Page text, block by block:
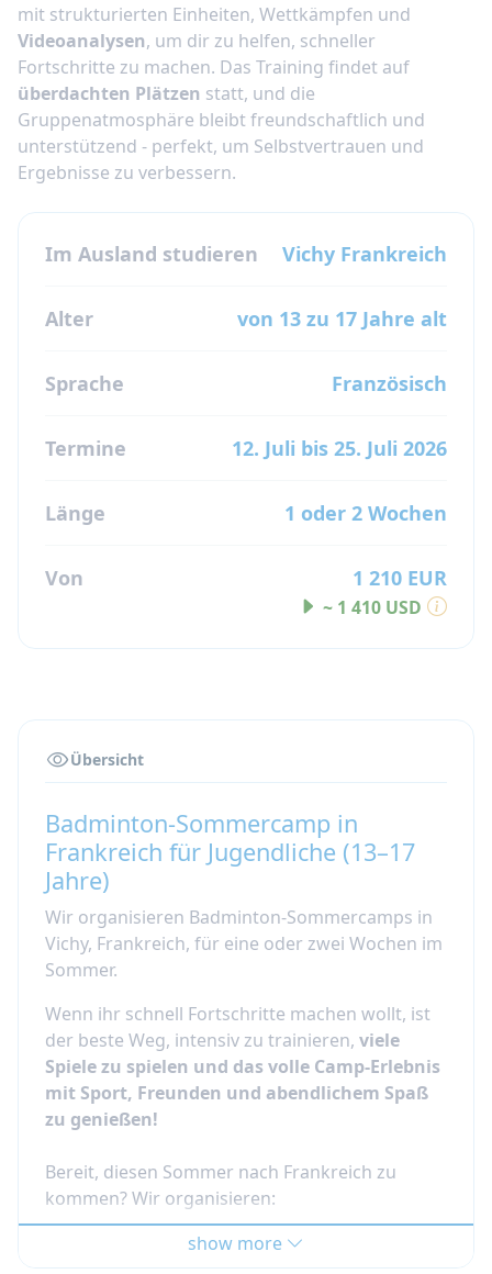
mit strukturierten Einheiten, Wettkämpfen und
Videoanalysen, um dir zu helfen, schneller
Fortschritte zu machen. Das Training findet auf
überdachten Plätzen statt, und die
Gruppenatmosphäre bleibt freundschaftlich und
unterstützend - perfekt, um Selbstvertrauen und
Ergebnisse zu verbessern.
Im Ausland studieren Vichy Frankreich
Alter von 13 zu 17 Jahre alt
Sprache Französisch
Termine 12. Juli bis 25. Juli 2026
Länge 1 oder 2 Wochen
Von 1 210 EUR
~ 1 410 USD
Übersicht
Badminton-Sommercamp in
Frankreich für Jugendliche (13–17
Jahre)
Wir organisieren Badminton-Sommercamps in
Vichy, Frankreich, für eine oder zwei Wochen im
Sommer.
Wenn ihr schnell Fortschritte machen wollt, ist
der beste Weg, intensiv zu trainieren, viele
Spiele zu spielen und das volle Camp-Erlebnis
mit Sport, Freunden und abendlichem Spaß
zu genießen!
Bereit, diesen Sommer nach Frankreich zu
kommen? Wir organisieren:
show more